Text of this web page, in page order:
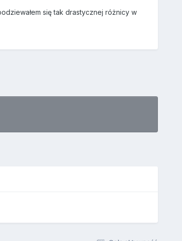
się tak drastycznej różnicy w